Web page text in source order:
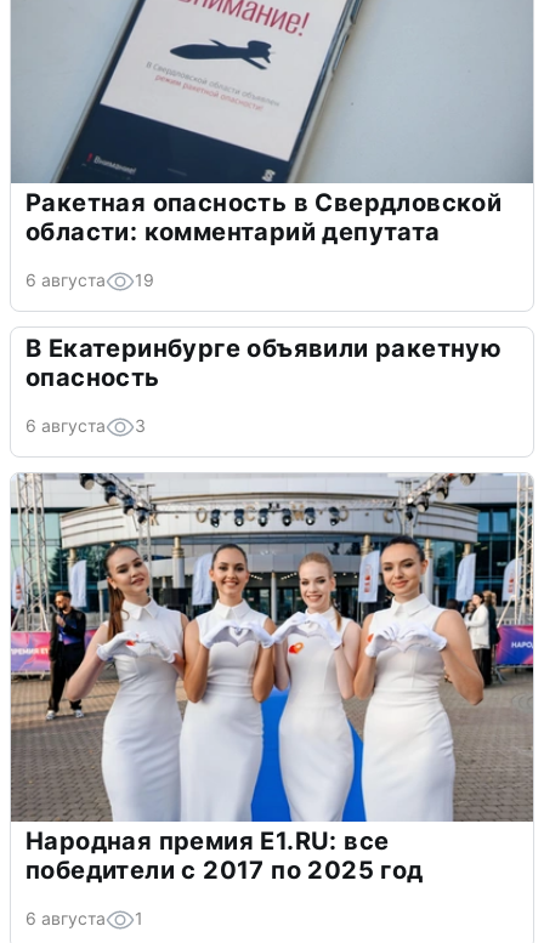
Ракетная опасность в Свердловской
области: комментарий депутата
6 августа 19
В Екатеринбурге объявили ракетную
опасность
6 августа 3
Народная премия E1.RU: все
победители с 2017 по 2025 год
6 августа 1